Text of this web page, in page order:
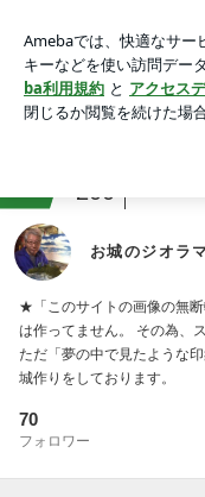
アプリをダウンロード
ょう。
200
お城のジオラ
★「このサイトの画像の無
は作ってません。 その為、
ただ「夢の中で見たような
城作りをしております。
70
フォロワー